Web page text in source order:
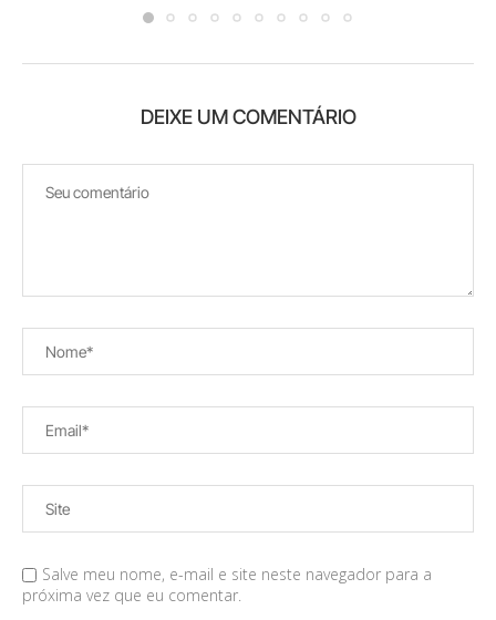
DEIXE UM COMENTÁRIO
Salve meu nome, e-mail e site neste navegador para a
próxima vez que eu comentar.